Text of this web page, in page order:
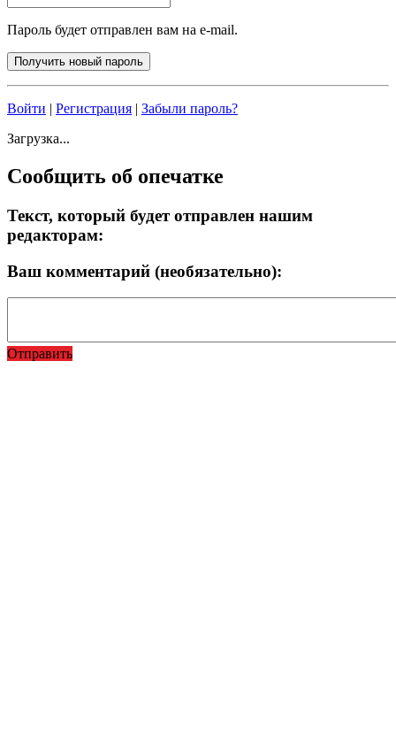
Пароль будет отправлен вам на e-mail.
Войти | Регистрация | Забыли пароль?
Загрузка...
Сообщить об опечатке
Текст, который будет отправлен нашим
редакторам:
Ваш комментарий (необязательно):
Отправить